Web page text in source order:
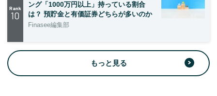
Rank
10
ング「1000万円以上」持っている割合
は？ 預貯金と有価証券どちらが多いのか
Finasee編集部
もっと見る